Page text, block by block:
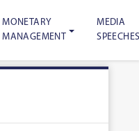
MONETARY
MANAGEMENT
MEDIA